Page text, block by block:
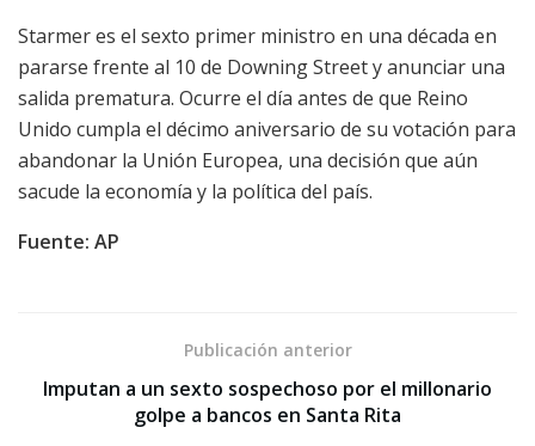
Starmer es el sexto primer ministro en una década en
pararse frente al 10 de Downing Street y anunciar una
salida prematura. Ocurre el día antes de que Reino
Unido cumpla el décimo aniversario de su votación para
abandonar la Unión Europea, una decisión que aún
sacude la economía y la política del país.
Fuente: AP
Publicación anterior
Imputan a un sexto sospechoso por el millonario
golpe a bancos en Santa Rita